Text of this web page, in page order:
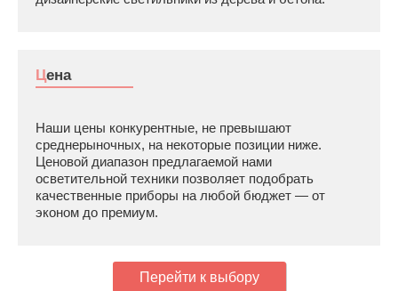
Цена
Наши цены конкурентные, не превышают
среднерыночных, на некоторые позиции ниже.
Ценовой диапазон предлагаемой нами
осветительной техники позволяет подобрать
качественные приборы на любой бюджет — от
эконом до премиум.
Перейти к выбору